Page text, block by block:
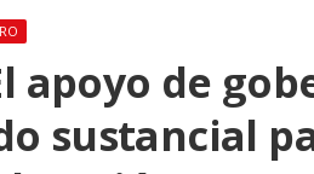
apoyo de
sustancial